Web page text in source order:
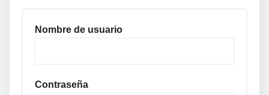
Nombre de usuario
Contraseña